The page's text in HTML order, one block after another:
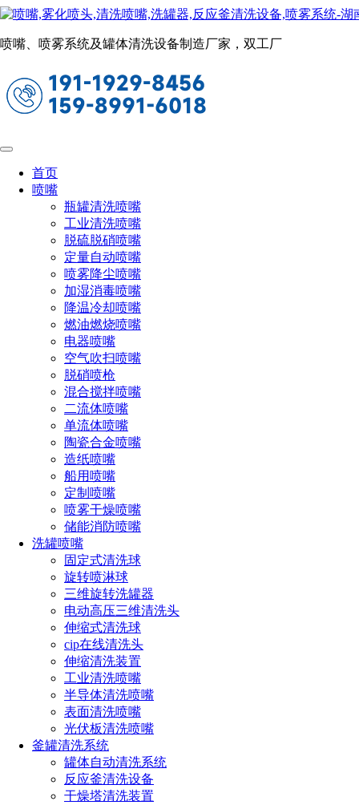
喷嘴、喷雾系统及罐体清洗设备制造厂家，双工厂
首页
喷嘴
瓶罐清洗喷嘴
工业清洗喷嘴
脱硫脱硝喷嘴
定量自动喷嘴
喷雾降尘喷嘴
加湿消毒喷嘴
降温冷却喷嘴
燃油燃烧喷嘴
电器喷嘴
空气吹扫喷嘴
脱硝喷枪
混合搅拌喷嘴
二流体喷嘴
单流体喷嘴
陶瓷合金喷嘴
造纸喷嘴
船用喷嘴
定制喷嘴
喷雾干燥喷嘴
储能消防喷嘴
洗罐喷嘴
固定式清洗球
旋转喷淋球
三维旋转洗罐器
电动高压三维清洗头
伸缩式清洗球
cip在线清洗头
伸缩清洗装置
工业清洗喷嘴
半导体清洗喷嘴
表面清洗喷嘴
光伏板清洗喷嘴
釜罐清洗系统
罐体自动清洗系统
反应釜清洗设备
干燥塔清洗装置
造纸喷嘴
设计特点
2、CY39350/CY48546/CY50709/CY64190型可镶嵌陶瓷或红宝
石材质的喷嘴，显著延长了喷嘴的寿命，大大减少了停机时
间，提高了生产效率
性能参数